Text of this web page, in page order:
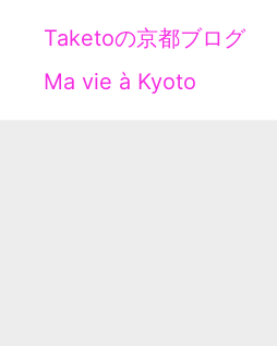
Taketoの京都ブログ
Ma vie à Kyoto